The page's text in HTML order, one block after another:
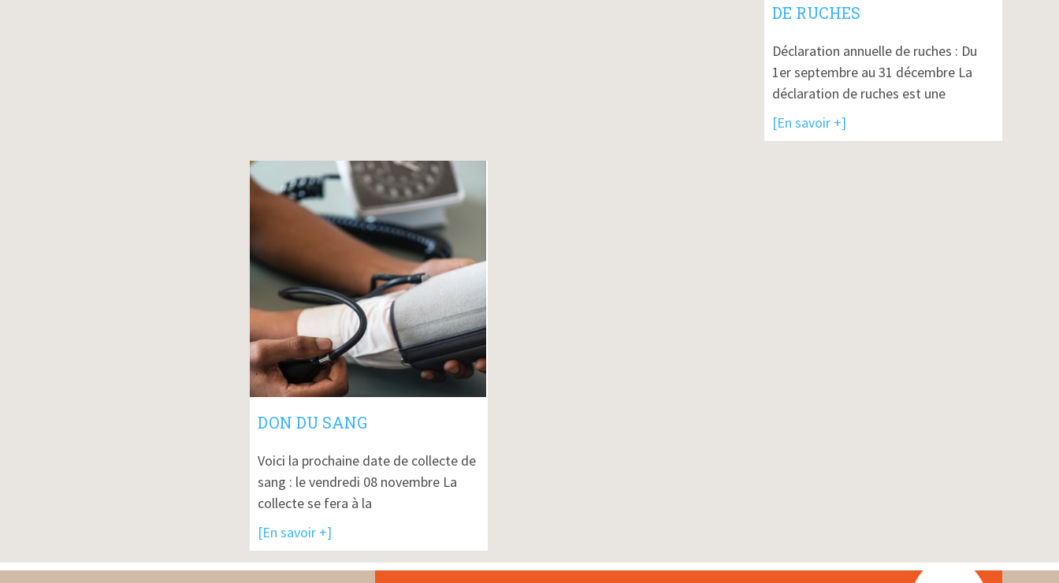
DE RUCHES
Déclaration annuelle de ruches : Du
1er septembre au 31 décembre La
déclaration de ruches est une
[En savoir +]
DON DU SANG
Voici la prochaine date de collecte de
sang : le vendredi 08 novembre La
collecte se fera à la
[En savoir +]